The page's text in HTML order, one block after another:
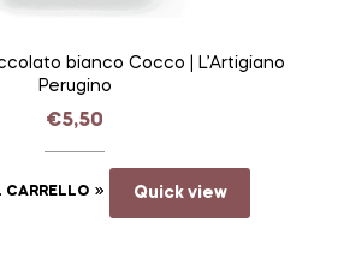
bianco Cocco | L’Artigiano
Perugino
€5,50
CARRELLO Quick view